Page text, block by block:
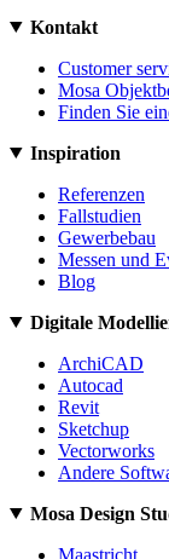
Kontakt
Customer
Mosa
Finden Sie
Inspiration
Referenzen
Fallstudien
Gewerbebau
Messen und
Blog
Digitale
ArchiCAD
Autocad
Revit
Sketchup
Vectorworks
Andere
Mosa Design
Maastricht